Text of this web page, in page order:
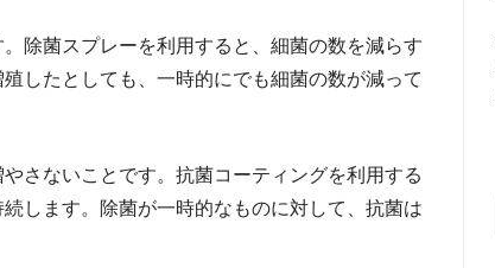
除菌スプレーを利用すると、細菌の数を減らす
したとしても、一時的にでも細菌の数が減って
さないことです。抗菌コーティングを利用する
します。除菌が一時的なものに対して、抗菌は